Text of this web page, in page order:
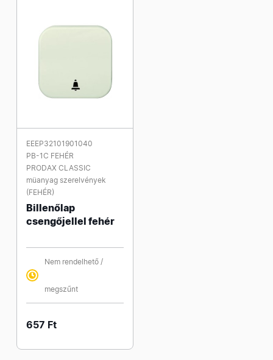
EEEP32101901040
PB-1C FEHÉR
PRODAX CLASSIC
müanyag szerelvények
(FEHÉR)
Billenőlap
csengőjellel fehér
Nem rendelhető /
megszűnt
657 Ft